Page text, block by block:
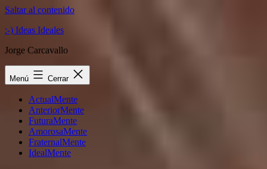
Saltar al contenido
:-) Ideas Ideales
Jorge Carcavallo
Menú Cerrar
ActualMente
AnteriorMente
FuturaMente
AmorosaMente
FraternalMente
IdealMente